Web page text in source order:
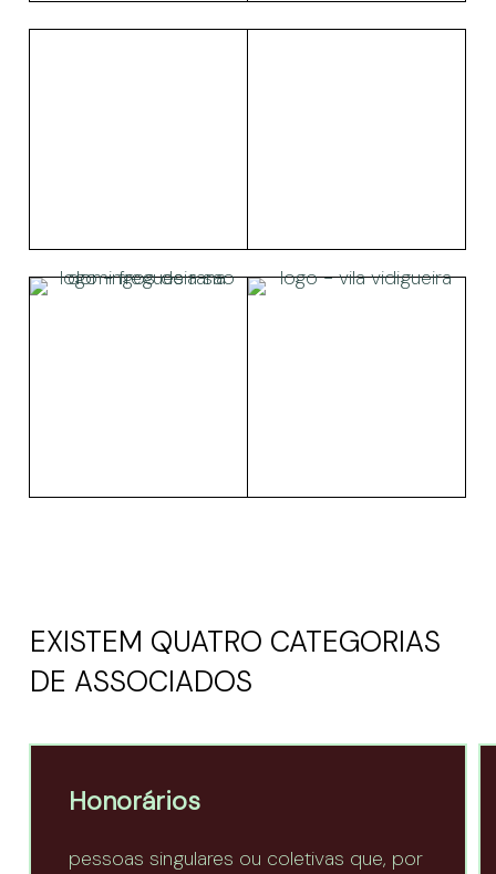
EXISTEM QUATRO CATEGORIAS
DE ASSOCIADOS
Honorários
pessoas singulares ou coletivas que, por